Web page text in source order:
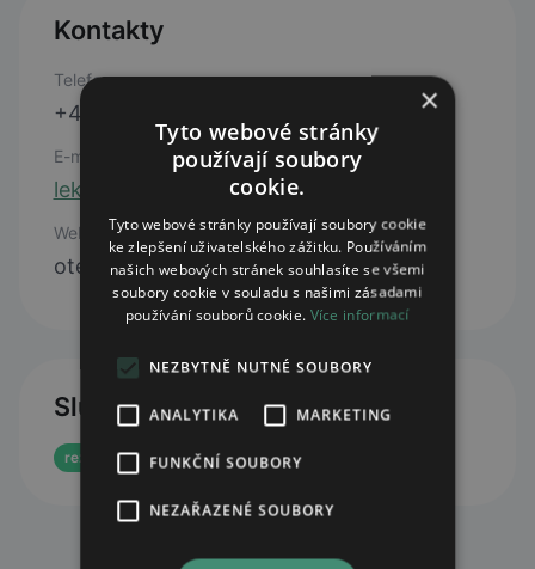
Kontakty
Telefon
+420 605 457 437
E-mail
lekarna.olsanka@centrum.cz
Web
otevřít web
Služby
rezervace eReceptu
×
Tyto webové stránky
používají soubory
cookie.
Tyto webové stránky používají soubory cookie
ke zlepšení uživatelského zážitku. Používáním
našich webových stránek souhlasíte se všemi
soubory cookie v souladu s našimi zásadami
používání souborů cookie. Více informací
NEZBYTNĚ NUTNÉ SOUBORY
ANALYTIKA MARKETING
FUNKČNÍ SOUBORY
NEZAŘAZENÉ SOUBORY